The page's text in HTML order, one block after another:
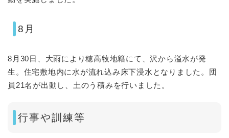
8月
8月30日、大雨により穂高牧地籍にて、沢から溢水が発
生。住宅敷地内に水が流れ込み床下浸水となりました。団
員21名が出動し、土のう積みを行いました。
行事や訓練等